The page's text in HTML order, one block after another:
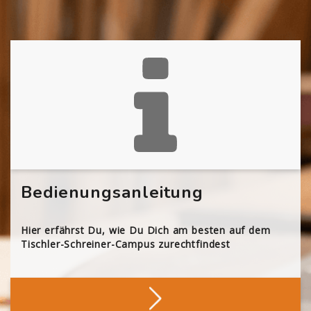
Bedienungsanleitung
Hier erfährst Du, wie Du Dich am besten auf dem
Tischler-Schreiner-Campus zurechtfindest